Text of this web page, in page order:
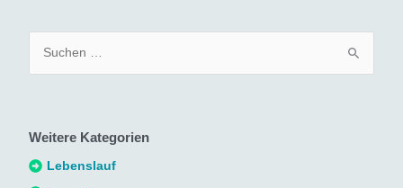
e
n
Weitere Kategorien
Lebenslauf